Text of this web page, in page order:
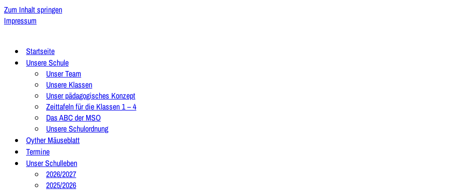
Zum Inhalt springen
Impressum
Startseite
Unsere Schule
Unser Team
Unsere Klassen
Unser pädagogisches Konzept
Zeittafeln für die Klassen 1 – 4
Das ABC der MSO
Unsere Schulordnung
Oyther Mäuseblatt
Termine
Unser Schulleben
2026/2027
2025/2026